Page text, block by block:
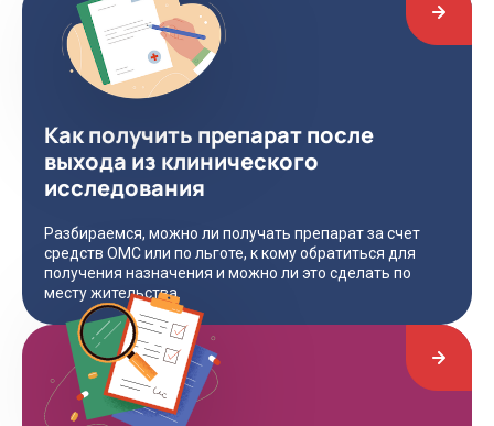
Как получить препарат после
выхода из клинического
исследования
Разбираемся, можно ли получать препарат за счет
средств ОМС или по льготе, к кому обратиться для
получения назначения и можно ли это сделать по
месту жительства.